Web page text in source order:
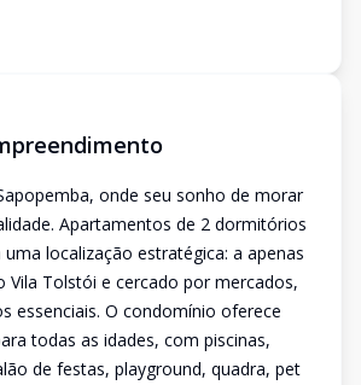
onde seu sonho de morar
Apartamentos de 2 dormitórios
localização estratégica: a apenas
Vila Tolstói e cercado por mercados,
essenciais. O condomínio oferece
todas as idades, com piscinas,
de festas, playground, quadra, pet